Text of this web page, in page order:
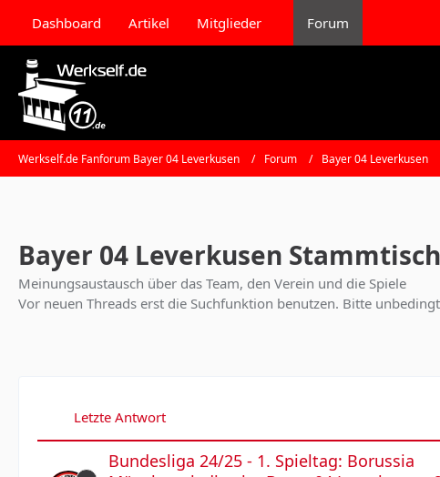
Dashboard Artikel Mitglieder Forum
Werkself.de Fanforum Bayer 04 Leverkusen Forum Bayer 04 Leverkusen
Bayer 04 Leverkusen Stammtisch
Meinungsaustausch über das Team, den Verein und die Spiele
Vor neuen Threads erst die Suchfunktion benutzen. Bitte
Letzte Antwort
Bundesliga 24/25 - 1. Spieltag: Borussia